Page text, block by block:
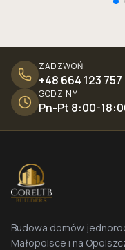
ZADZWOŃ
+48 664 123 757
GODZINY
Pn-Pt 8:00-
Budowa domów
Małopolsce i na